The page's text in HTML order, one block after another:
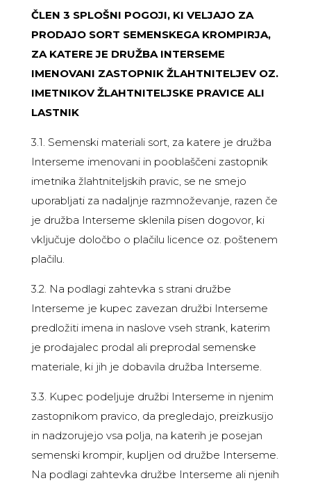
ČLEN 3 SPLOŠNI POGOJI, KI VELJAJO ZA
PRODAJO SORT SEMENSKEGA KROMPIRJA,
ZA KATERE JE DRUŽBA INTERSEME
IMENOVANI ZASTOPNIK ŽLAHTNITELJEV OZ.
IMETNIKOV ŽLAHTNITELJSKE PRAVICE ALI
LASTNIK
3.1. Semenski materiali sort, za katere je družba
Interseme imenovani in pooblaščeni zastopnik
imetnika žlahtniteljskih pravic, se ne smejo
uporabljati za nadaljnje razmnoževanje, razen če
je družba Interseme sklenila pisen dogovor, ki
vključuje določbo o plačilu licence oz. poštenem
plačilu.
3.2. Na podlagi zahtevka s strani družbe
Interseme je kupec zavezan družbi Interseme
predložiti imena in naslove vseh strank, katerim
je prodajalec prodal ali preprodal semenske
materiale, ki jih je dobavila družba Interseme.
3.3. Kupec podeljuje družbi Interseme in njenim
zastopnikom pravico, da pregledajo, preizkusijo
in nadzorujejo vsa polja, na katerih je posejan
semenski krompir, kupljen od družbe Interseme.
Na podlagi zahtevka družbe Interseme ali njenih